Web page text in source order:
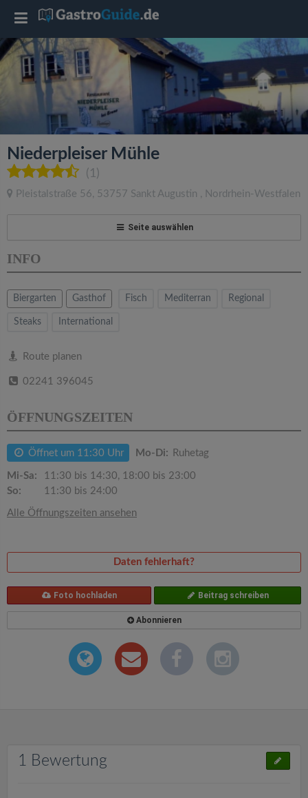
Niederpleiser Mühle
(1)
Pleistalstraße 56, 53757 Sankt Augustin , Nordrhein-Westfalen
Seite auswählen
INFO
Biergarten Gasthof Fisch Mediterran Regional
Steaks International
Route planen
02241 396045
ÖFFNUNGSZEITEN
Öffnet um 11:30 Uhr Mo-Di: Ruhetag
Mi-Sa:
11:30 bis 14:30, 18:00 bis 23:00
So:
11:30 bis 24:00
Alle Öffnungszeiten ansehen
Daten fehlerhaft?
Foto hochladen Beitrag schreiben
Abonnieren
1 Bewertung
T
o
l
e
a
v
g
a
t